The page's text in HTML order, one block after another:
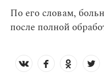
По его словам,
после полной